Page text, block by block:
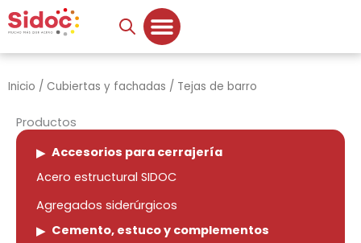
al
contenido
Inicio / Cubiertas y fachadas / Tejas de barro
Productos
Accesorios para cerrajería
Acero estructural SIDOC
Agregados siderúrgicos
Cemento, estuco y complementos